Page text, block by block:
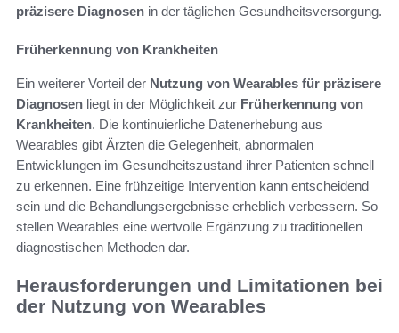
präzisere Diagnosen in der täglichen Gesundheitsversorgung.
Früherkennung von Krankheiten
Ein weiterer Vorteil der Nutzung von Wearables für präzisere
Diagnosen liegt in der Möglichkeit zur Früherkennung von
Krankheiten. Die kontinuierliche Datenerhebung aus
Wearables gibt Ärzten die Gelegenheit, abnormalen
Entwicklungen im Gesundheitszustand ihrer Patienten schnell
zu erkennen. Eine frühzeitige Intervention kann entscheidend
sein und die Behandlungsergebnisse erheblich verbessern. So
stellen Wearables eine wertvolle Ergänzung zu traditionellen
diagnostischen Methoden dar.
Herausforderungen und Limitationen bei
der Nutzung von Wearables